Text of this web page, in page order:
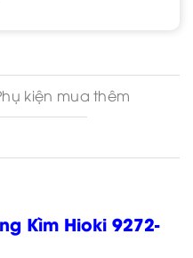
kiện mua thêm
Kìm Hioki 9272-